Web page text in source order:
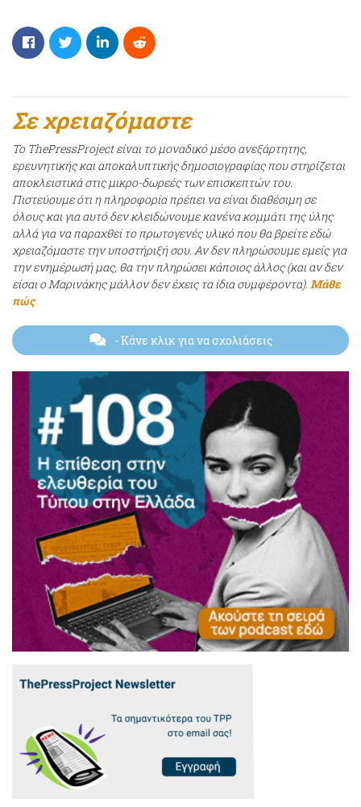
Σε χρειαζόμαστε
Το ThePressProject είναι το μοναδικό μέσο ανεξάρτητης,
ερευνητικής και αποκαλυπτικής δημοσιογραφίας που στηρίζεται
αποκλειστικά στις μικρο-δωρεές των επισκεπτών του.
Πιστεύουμε ότι η πληροφορία πρέπει να είναι διαθέσιμη σε
όλους και για αυτό δεν κλειδώνουμε κανένα κομμάτι της ύλης
αλλά για να παραχθεί το πρωτογενές υλικό που θα βρείτε εδώ
χρειαζόμαστε την υποστήριξή σου. Αν δεν πληρώσουμε εμείς για
την ενημέρωσή μας, θα την πληρώσει κάποιος άλλος (και αν δεν
είσαι ο Μαρινάκης μάλλον δεν έχεις τα ίδια συμφέροντα). Μάθε
πώς
- Κάνε κλικ για να σχολιάσεις